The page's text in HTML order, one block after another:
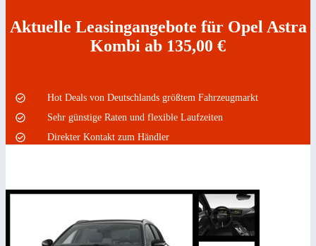
Aktuelle Leasingangebote für Opel Astra
Kombi ab 135,00 €
Hot Deals von Deutschlands größtem Fahrzeugmarkt
Sehr günstige Raten und flexible Laufzeiten
Direkter Kontakt zum Händler